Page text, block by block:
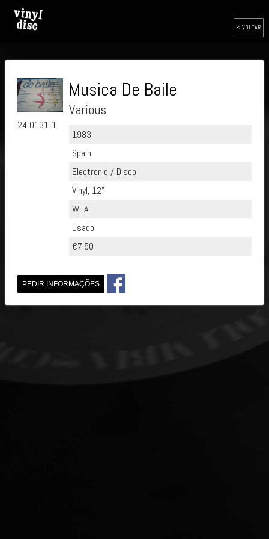
< VOLTAR
24 0131-1
Musica De Baile
Various
1983
Spain
Electronic / Disco
Vinyl, 12"
WEA
Usado
€7.50
PEDIR INFORMAÇÕES